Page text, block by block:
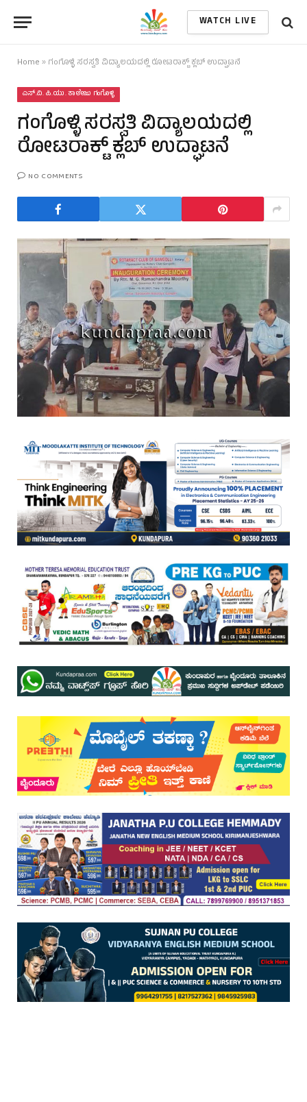
WATCH LIVE
Home » ಗಂಗೊಳ್ಳಿ ಸರಸ್ವತಿ ವಿದ್ಯಾಲಯದಲ್ಲಿ ರೋಟರಾಕ್ಟ್ ಕ್ಲಬ್ ಉದ್ಘಾಟನೆ
ಎಸ್.ವಿ. ಪಿ.ಯು. ಕಾಲೇಜು ಗಂಗೊಳ್ಳಿ
ಗಂಗೊಳ್ಳಿ ಸರಸ್ವತಿ ವಿದ್ಯಾಲಯದಲ್ಲಿ
ರೋಟರಾಕ್ಟ್ ಕ್ಲಬ್ ಉದ್ಘಾಟನೆ
NO COMMENTS